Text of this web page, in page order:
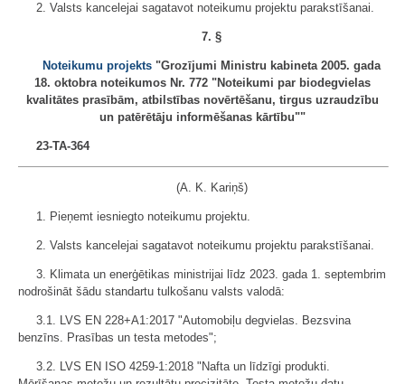
2. Valsts kancelejai sagatavot noteikumu projektu parakstīšanai.
7. §
Noteikumu projekts "Grozījumi Ministru kabineta 2005. gada
18. oktobra noteikumos Nr. 772 "Noteikumi par biodegvielas
kvalitātes prasībām, atbilstības novērtēšanu, tirgus uzraudzību
un patērētāju informēšanas kārtību""
23-TA-364
(A. K. Kariņš)
1. Pieņemt iesniegto noteikumu projektu.
2. Valsts kancelejai sagatavot noteikumu projektu parakstīšanai.
3. Klimata un enerģētikas ministrijai līdz 2023. gada 1. septembrim
nodrošināt šādu standartu tulkošanu valsts valodā:
3.1. LVS EN 228+A1:2017 "Automobiļu degvielas. Bezsvina
benzīns. Prasības un testa metodes";
3.2. LVS EN ISO 4259-1:2018 "Nafta un līdzīgi produkti.